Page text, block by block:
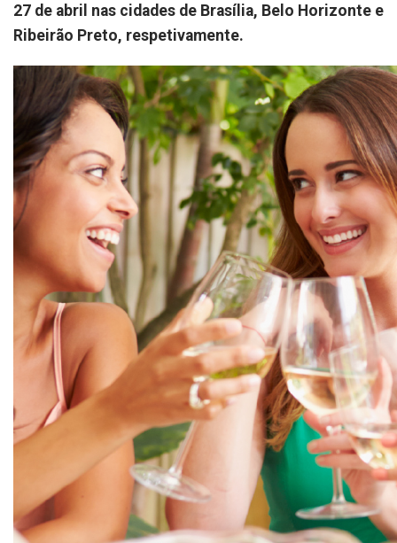
27 de abril nas cidades de Brasília, Belo Horizonte e
Ribeirão Preto, respetivamente.